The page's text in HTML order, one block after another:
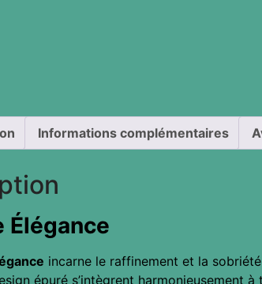
Informations complémentaires
Élégance
incarne le raffinement et la
épuré s’intègrent harmonieusement